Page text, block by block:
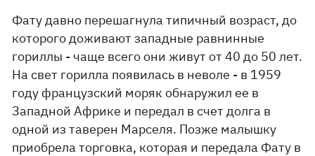
Фату давно перешагнула типичный возраст, до
которого доживают западные равнинные
гориллы - чаще всего они живут от 40 до 50 лет.
На свет горилла появилась в неволе - в 1959
году французский моряк обнаружил ее в
Западной Африке и передал в счет долга в
одной из таверен Марселя. Позже малышку
приобрела торговка, которая и передала Фату в